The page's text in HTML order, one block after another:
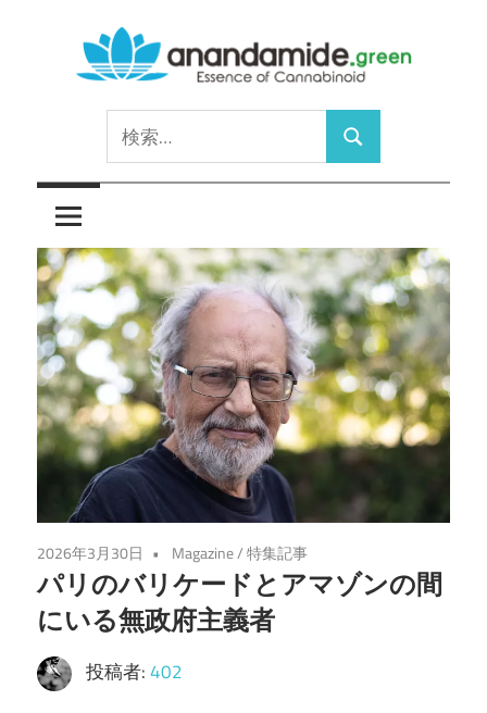
ッ
プ
anandamide.green
Cannabinoid
索:
検
索
2026年3月30日 Magazine/特集記事
パリのバリケードとアマゾンの間
にいる無政府主義者
投稿者:402